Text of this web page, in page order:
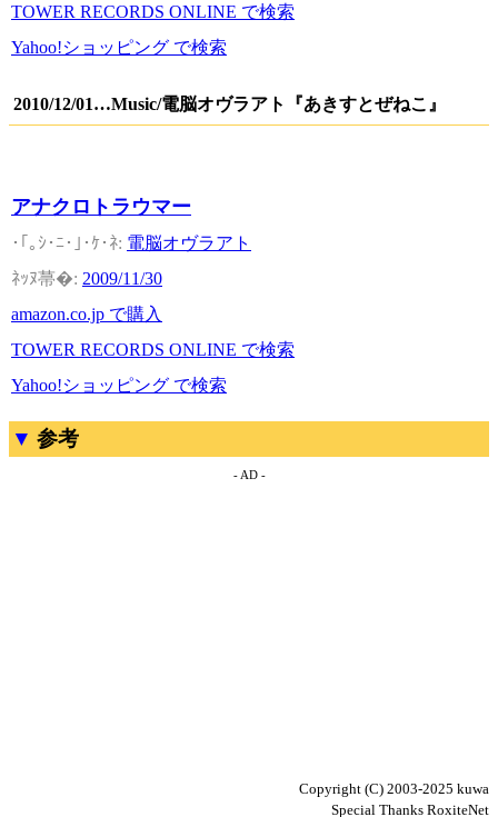
TOWER RECORDS ONLINE で検索
Yahoo!ショッピング で検索
2010/12/01…Music/電脳オヴラアト『あきすとぜねこ』
アナクロトラウマー
電脳オヴラアト
2009/11/30
amazon.co.jp で購入
TOWER RECORDS ONLINE で検索
Yahoo!ショッピング で検索
参考
- AD -
Copyright (C) 2003-2025 kuwa
Special Thanks RoxiteNet